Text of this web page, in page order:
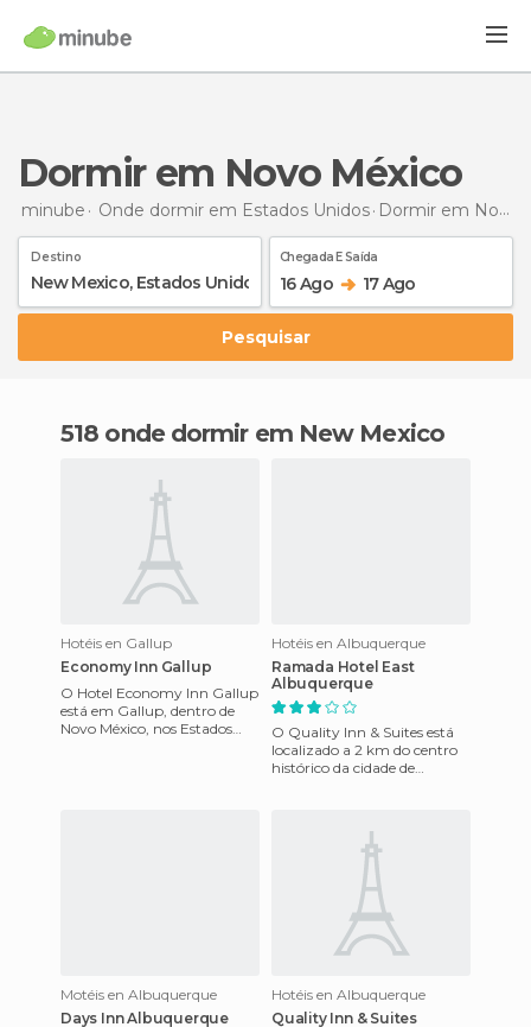
Dormir em Novo México
minube Onde dormir em Estados Unidos Dormir em Novo México
Destino Chegada E Saída
16 Ago 17 Ago
Pesquisar
518 onde dormir em New Mexico
Hotéis en Gallup
Economy Inn Gallup
O Hotel Economy Inn Gallup
está em Gallup, dentro de
Novo México, nos Estados
Hotéis en Albuquerque
Ramada Hotel East
Albuquerque
O Quality Inn & Suites está
localizado a 2 km do centro
histórico da cidade de
Motéis en Albuquerque
Days Inn Albuquerque
Hotéis en Albuquerque
Quality Inn & Suites